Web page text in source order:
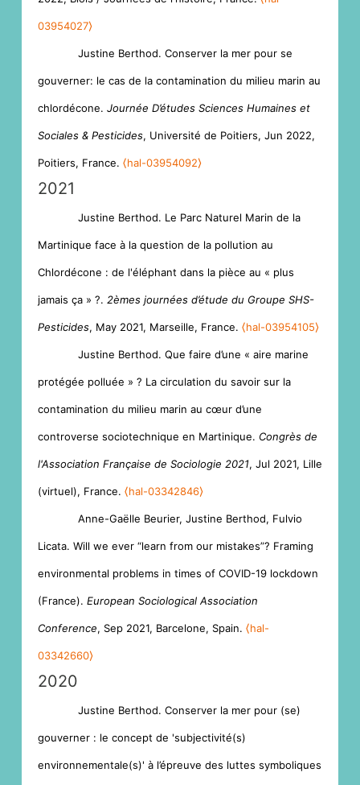
03954027⟩
Justine Berthod. Conserver la mer pour se
gouverner: le cas de la contamination du milieu marin au
chlordécone. Journée D’études Sciences Humaines et
Sociales & Pesticides, Université de Poitiers, Jun 2022,
Poitiers, France. ⟨hal-03954092⟩
2021
Justine Berthod. Le Parc Naturel Marin de la
Martinique face à la question de la pollution au
Chlordécone : de l'éléphant dans la pièce au « plus
jamais ça » ?. 2èmes journées d’étude du Groupe SHS-
Pesticides, May 2021, Marseille, France. ⟨hal-03954105⟩
Justine Berthod. Que faire d’une « aire marine
protégée polluée » ? La circulation du savoir sur la
contamination du milieu marin au cœur d’une
controverse sociotechnique en Martinique. Congrès de
l'Association Française de Sociologie 2021, Jul 2021, Lille
(virtuel), France. ⟨hal-03342846⟩
Anne-Gaëlle Beurier, Justine Berthod, Fulvio
Licata. Will we ever “learn from our mistakes”? Framing
environmental problems in times of COVID-19 lockdown
(France). European Sociological Association
Conference, Sep 2021, Barcelone, Spain. ⟨hal-
03342660⟩
2020
Justine Berthod. Conserver la mer pour (se)
gouverner : le concept de 'subjectivité(s)
environnementale(s)' à l’épreuve des luttes symboliques